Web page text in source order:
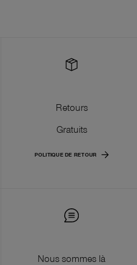
Retours
Gratuits
POLITIQUE DE RETOUR
Nous sommes là